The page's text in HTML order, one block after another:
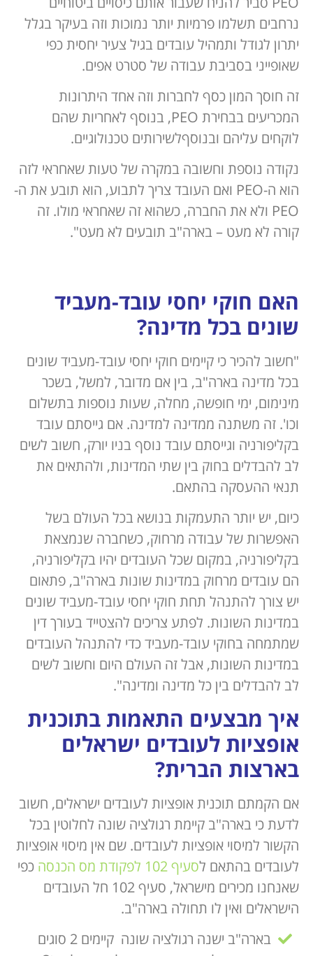
נרחבים תשלמו פרמיות יותר נמוכות וזה בעיקר בגלל
יתרון לגודל ותמהיל עובדים בגיל צעיר יחסית כפי
שאופייני בסביבת עבודה של סטרט אפים.
זה חוסך המון כסף לחברות וזה אחד היתרונות
המכריעים בבחירת PEO, בנוסף לאחריות שהם
לוקחים עליהם ובנוסףלשירותים טכנולוגיים.
נקודה נוספת וחשובה במקרה של טעות שאחראי לזה
הוא ה-PEO ואם העובד צריך לתבוע, הוא תובע את ה-
PEO ולא את החברה, כשהוא זה שאחראי מולו. זה
קורה לא מעט – בארה"ב תובעים לא מעט".
האם חוקי יחסי עובד-מעביד
שונים בכל מדינה?
"חשוב להכיר כי קיימים חוקי יחסי עובד-מעביד שונים
בכל מדינה בארה"ב, בין אם מדובר, למשל, בשכר
מינימום, ימי חופשה, מחלה, שעות נוספות בתשלום
וכו'. זה משתנה ממדינה למדינה. אם גייסתם עובד
בקליפורניה וגייסתם עובד נוסף בניו יורק, חשוב לשים
לב להבדלים בחוק בין שתי המדינות, ולהתאים את
תנאי ההעסקה בהתאם.
כיום, יש יותר התעמקות בנושא בכל העולם בשל
האפשרות של עבודה מרחוק, כשחברה שנמצאת
בקליפורניה, במקום שכל העובדים יהיו בקליפורניה,
הם עובדים מרחוק במדינות שונות בארה"ב, פתאום
יש צורך להתנהל תחת חוקי יחסי עובד-מעביד שונים
במדינות השונות. לפתע צריכים להצטייד בעורך דין
שמתמחה בחוקי עובד-מעביד כדי להתנהל העובדים
במדינות השונות, אבל זה העולם היום וחשוב לשים
לב להבדלים בין כל מדינה ומדינה".
איך מבצעים התאמות בתוכנית
אופציות לעובדים ישראלים
בארצות הברית?
אם הקמתם תוכנית אופציות לעובדים ישראלים, חשוב
לדעת כי בארה"ב קיימת רגולציה שונה לחלוטין בכל
הקשור למיסוי אופציות לעובדים. שם אין מיסוי אופציות
לעובדים בהתאם לסעיף 102 לפקודת מס הכנסה
כפי
שאנחנו מכירים מישראל, סעיף 102 חל העובדים
הישראלים ואין לו תחולה בארה"ב.
בארה"ב ישנה רגולציה שונה קיימים 2 סוגים